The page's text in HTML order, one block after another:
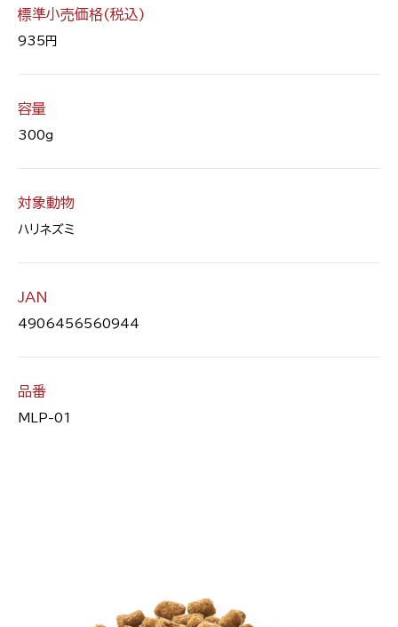
標準小売価格(税込)
935円
容量
300g
対象動物
ハリネズミ
JAN
4906456560944
品番
MLP-01